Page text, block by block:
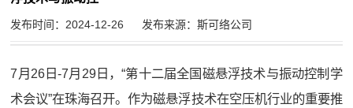
发布时间：2024-12-26 发布来源：斯可络公司
7月26日-7月29日，“第十二届全国磁悬浮技术与振动控制学
术会议”在珠海召开。作为磁悬浮技术在空压机行业的重要推